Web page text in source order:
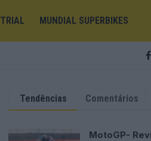
TRIAL MUNDIAL SUPERBIKES
Tendências Comentários
MotoGP-